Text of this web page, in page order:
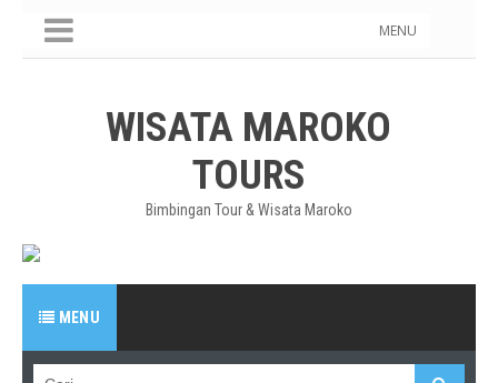
MENU
WISATA MAROKO
TOURS
Bimbingan Tour & Wisata Maroko
MENU